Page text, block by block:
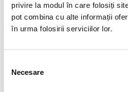
privire la modul în care folosiți
pot combina cu alte informații
în urma folosirii serviciilor lor.
consimțământului
Necesare
KYLIAN MBAPPE nu își va putea îndeplini
din țara sa natală, Real Madrid refuză să
Jocurile Olimpice.
PE URMELE LUI NĂSTASE,